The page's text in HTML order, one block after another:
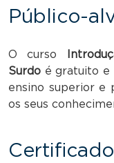
Público-
O curso
Surdo é gratuito e
ensino superior e
os seus
Certificado